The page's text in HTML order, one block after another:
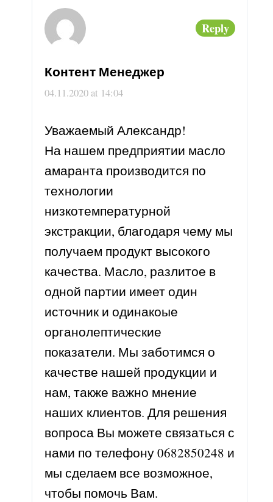
Вітамін А,
mg(мг)
0,003
Холестерин,
mg(мг)
0,00
Контент Менеджер
04.11.2020 at 14:04
Reply
Уважаемый Александр!
На нашем предприятии масло
амаранта производится по
технологии
низкотемпературной
экстракции, благодаря чему мы
получаем продукт высокого
качества. Масло, разлитое в
одной партии имеет один
источник и одинакоые
органолептические
показатели. Мы заботимся о
качестве нашей продукции и
нам, также важно мнение
наших клиентов. Для решения
вопроса Вы можете связаться с
нами по телефону 0682850248 и
мы сделаем все возможное,
чтобы помочь Вам.